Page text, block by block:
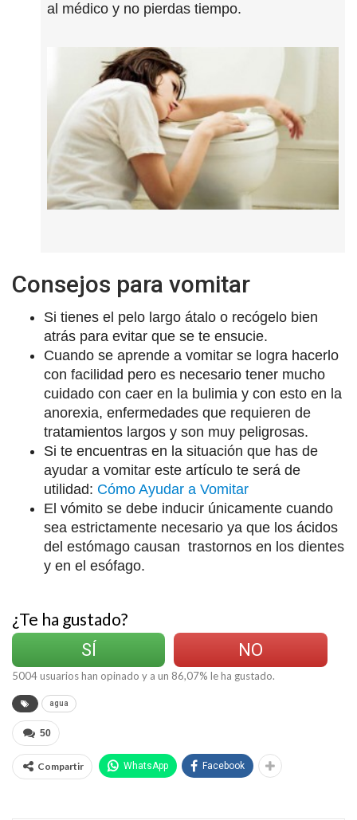
al médico y no pierdas tiempo.
Consejos para vomitar
Si tienes el pelo largo átalo o recógelo bien
atrás para evitar que se te ensucie.
Cuando se aprende a vomitar se logra hacerlo
con facilidad pero es necesario tener mucho
cuidado con caer en la bulimia y con esto en la
anorexia, enfermedades que requieren de
tratamientos largos y son muy peligrosas.
Si te encuentras en la situación que has de
ayudar a vomitar este artículo te será de
utilidad: Cómo Ayudar a Vomitar
El vómito se debe inducir únicamente cuando
sea estrictamente necesario ya que los ácidos
del estómago causan trastornos en los dientes
y en el esófago.
¿Te ha gustado?
SÍ
NO
5004usuarios han opinado y a un 86,07% le ha gustado.
agua
50
Compartir WhatsApp Facebook